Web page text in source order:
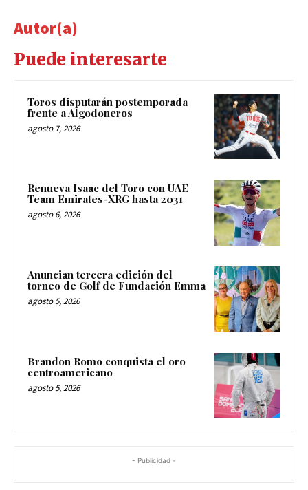
Autor(a)
Puede interesarte
Toros disputarán postemporada
frente a Algodoneros
agosto 7, 2026
Renueva Isaac del Toro con UAE
Team Emirates-XRG hasta 2031
agosto 6, 2026
Anuncian tercera edición del
torneo de Golf de Fundación Emma
agosto 5, 2026
Brandon Romo conquista el oro
centroamericano
agosto 5, 2026
- Publicidad -